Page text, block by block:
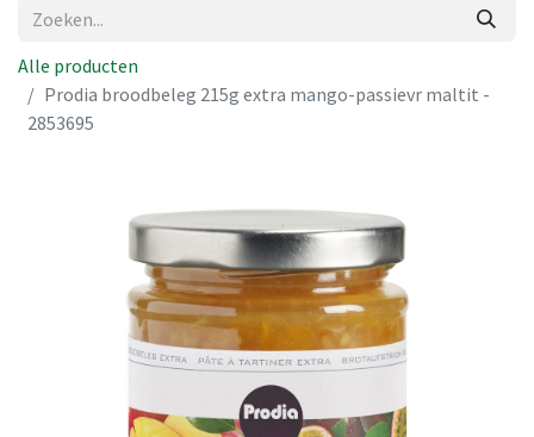
Alle producten
Prodia broodbeleg 215g extra mango-passievr maltit -
2853695